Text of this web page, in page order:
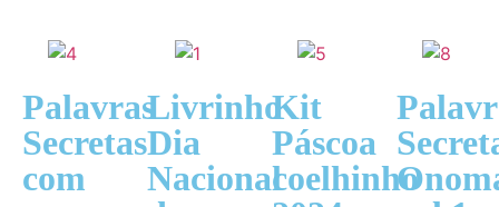
Palavras
Secretas
com
Livrinho
Dia
Nacional
Kit
Páscoa
coelhinho